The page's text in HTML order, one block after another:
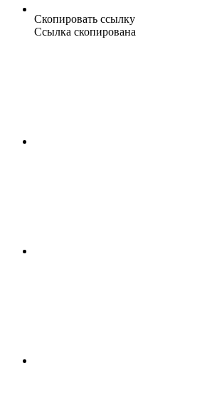
Скопировать ссылку
Ссылка скопирована